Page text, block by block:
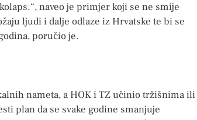
naveo je primjer koji se ne smije
ljudi i dalje odlaze iz Hrvatske te bi se
poručio je.
nameta, a HOK i TZ učinio tržišnima ili
plan da se svake godine smanjuje